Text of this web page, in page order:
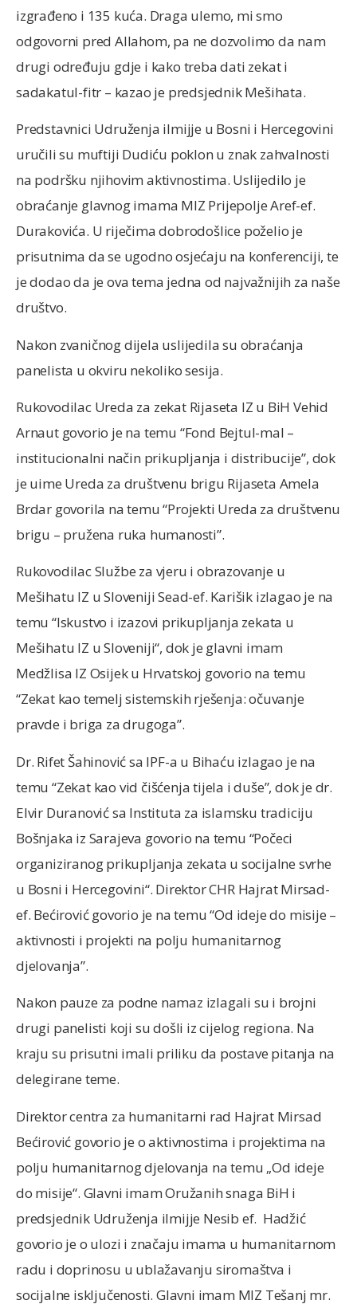
izgrađeno i 135 kuća. Draga ulemo, mi smo
odgovorni pred Allahom, pa ne dozvolimo da nam
drugi određuju gdje i kako treba dati zekat i
sadakatul-fitr – kazao je predsjednik Mešihata.
Predstavnici Udruženja ilmijje u Bosni i Hercegovini
uručili su muftiji Dudiću poklon u znak zahvalnosti
na podršku njihovim aktivnostima. Uslijedilo je
obraćanje glavnog imama MIZ Prijepolje Aref-ef.
Durakovića. U riječima dobrodošlice poželio je
prisutnima da se ugodno osjećaju na konferenciji, te
je dodao da je ova tema jedna od najvažnijih za naše
društvo.
Nakon zvaničnog dijela uslijedila su obraćanja
panelista u okviru nekoliko sesija.
Rukovodilac Ureda za zekat Rijaseta IZ u BiH Vehid
Arnaut govorio je na temu “Fond Bejtul-mal –
institucionalni način prikupljanja i distribucije”, dok
je uime Ureda za društvenu brigu Rijaseta Amela
Brdar govorila na temu “Projekti Ureda za društvenu
brigu – pružena ruka humanosti”.
Rukovodilac Službe za vjeru i obrazovanje u
Mešihatu IZ u Sloveniji Sead-ef. Karišik izlagao je na
temu “Iskustvo i izazovi prikupljanja zekata u
Mešihatu IZ u Sloveniji“, dok je glavni imam
Medžlisa IZ Osijek u Hrvatskoj govorio na temu
“Zekat kao temelj sistemskih rješenja: očuvanje
pravde i briga za drugoga”.
Dr. Rifet Šahinović sa IPF-a u Bihaću izlagao je na
temu “Zekat kao vid čišćenja tijela i duše”, dok je dr.
Elvir Duranović sa Instituta za islamsku tradiciju
Bošnjaka iz Sarajeva govorio na temu “Počeci
organiziranog prikupljanja zekata u socijalne svrhe
u Bosni i Hercegovini“. Direktor CHR Hajrat Mirsad-
ef. Bećirović govorio je na temu “Od ideje do misije –
aktivnosti i projekti na polju humanitarnog
djelovanja”.
Nakon pauze za podne namaz izlagali su i brojni
drugi panelisti koji su došli iz cijelog regiona. Na
kraju su prisutni imali priliku da postave pitanja na
delegirane teme.
Direktor centra za humanitarni rad Hajrat Mirsad
Bećirović govorio je o aktivnostima i projektima na
polju humanitarnog djelovanja na temu „Od ideje
do misije“. Glavni imam Oružanih snaga BiH i
predsjednik Udruženja ilmijje Nesib ef. Hadžić
govorio je o ulozi i značaju imama u humanitarnom
radu i doprinosu u ublažavanju siromaštva i
socijalne isključenosti. Glavni imam MIZ Tešanj mr.